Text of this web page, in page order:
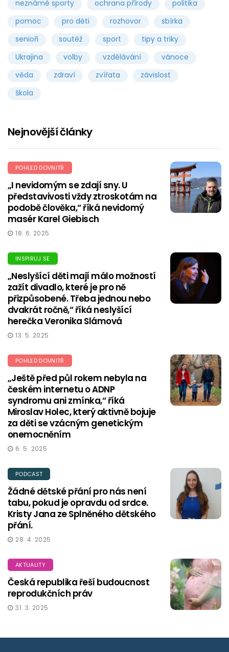
neznámé sporty
ochrana přírody
politika
pomoc
pro děti rozhovor
sbírka
senioři
soutěž sport
tipy a triky
Ukrajina
volby vzdělávání
vánoce
věda
zdraví zvířata
závislost
škola
Nejnovější články
POHLED DOVNITŘ
„I nevidomým se zdají sny. U
představivosti vždy ztroskotám na
podobě člověka,“ říká nevidomý
masér Karel Giebisch
18. 6. 2025
INSPIRUJ SE
„Neslyšící děti mají málo možností
zažít divadlo, které je pro ně
přizpůsobené. Třeba jednou nebo
dvakrát ročně,“ říká neslyšící
herečka Veronika Slámová
13. 5. 2025
POHLED DOVNITŘ
„Ještě před půl rokem nebyla na
českém internetu o ADNP
syndromu ani zmínka,“ říká
Miroslav Holec, který aktivně bojuje
za děti se vzácným genetickým
onemocněním
6. 5. 2025
PODCAST
Žádné dětské přání pro nás není
tabu, pokud je opravdu od srdce.
Kristy Jana ze Splněného dětského
přání.
28. 4. 2025
AKTUALITY
Česká republika řeší budoucnost
reprodukčních práv
31. 3. 2025